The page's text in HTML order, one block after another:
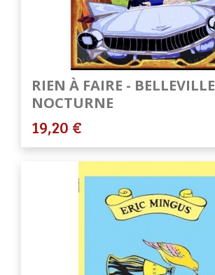
RIEN À FAIRE - BELLEVILLE
NOCTURNE
19,20 €